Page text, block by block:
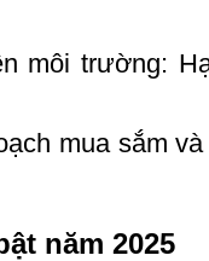
môi trường:
mua sắm
năm 2025